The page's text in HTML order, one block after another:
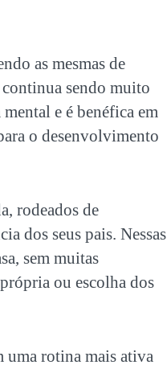
as mesmas de
continua sendo muito
e é benéfica em
o desenvolvimento
rodeados de
dos seus pais. Nessas
sem muitas
ou escolha dos
uma rotina mais ativa